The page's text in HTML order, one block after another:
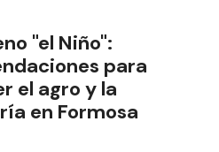
"el Niño":
para
el agro y la
en Formosa